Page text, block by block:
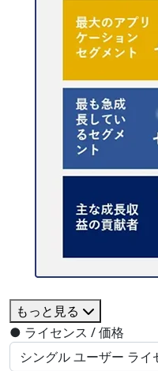
もっと見る
● ライセンス / 価格